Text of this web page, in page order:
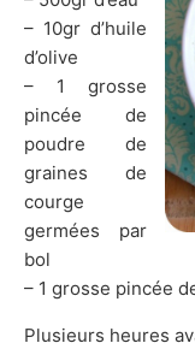
– 10gr d’huile
d’olive
– 1 grosse
pincée de
poudre de
graines de
courge
germées par
bol
– 1 grosse pincée
Plusieurs heures